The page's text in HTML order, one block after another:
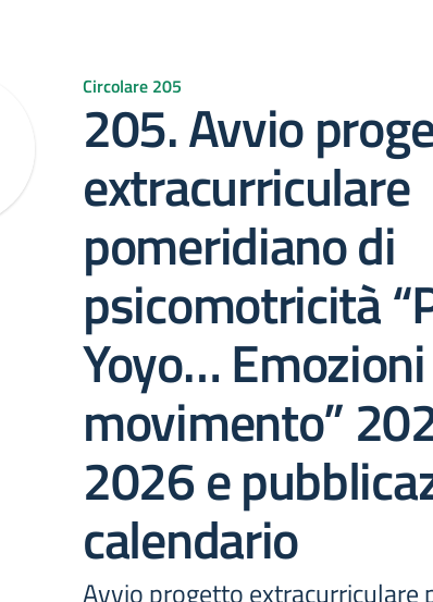
Circolare 205
205. Avvio
extracurriculare
pomeridiano di
psicomotricità
Yoyo…
movimento”
2026 e
calendario
Avvio progetto extracurriculare